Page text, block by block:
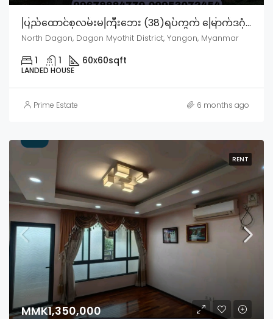
ပြည်ထောင်စုလမ်းမကြီးဘေး (38)ရပ်ကွက် မြောက်ဒဂုံမြို့နယ်
North Dagon, Dagon Myothit District, Yangon, Myanmar
1 1 60x60sqft
LANDED HOUSE
Prime Estate 6 months ago
RENT
MMK1,350,000